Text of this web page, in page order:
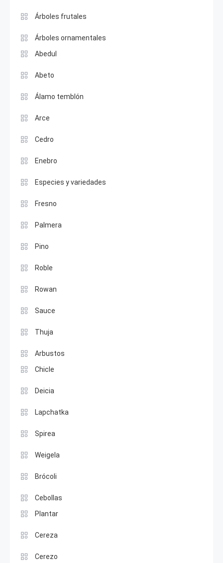
Árboles frutales
Árboles ornamentales
Abedul
Abeto
Álamo temblón
Arce
Cedro
Enebro
Especies y variedades
Fresno
Palmera
Pino
Roble
Rowan
Sauce
Thuja
Arbustos
Chicle
Deicia
Lapchatka
Spirea
Weigela
Brócoli
Cebollas
Plantar
Cereza
Cerezo